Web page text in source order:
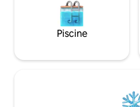
Piscine